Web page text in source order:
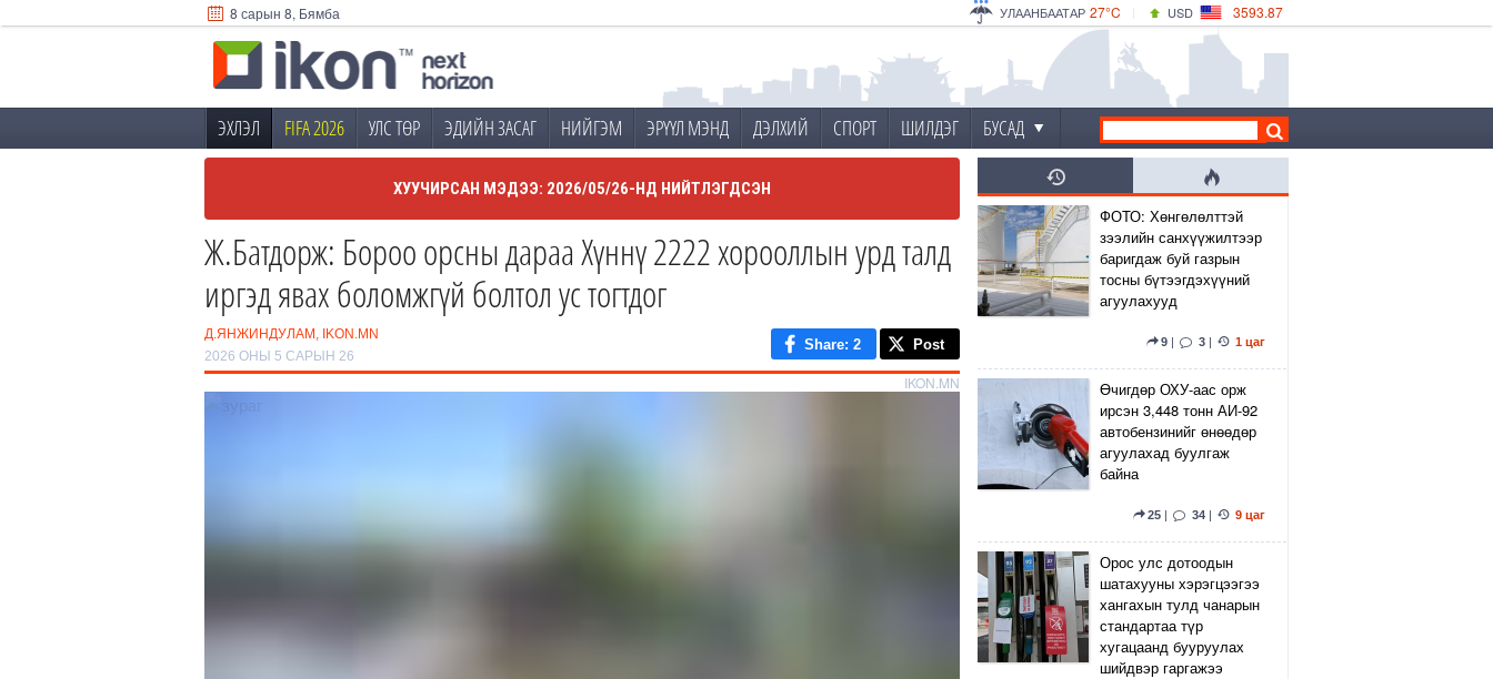
8 сарын 8, Бямба 27°C
УЛААНБААТАР
29°C
ДАРХАН
24°C
ЭРДЭНЭТ
USD 3593.87
4141.04
ЭХЛЭЛ FIFA 2026 УЛС ТӨР ЭДИЙН ЗАСАГ НИЙГЭМ ЭРҮҮЛ МЭНД ДЭЛХИЙ СПОРТ ШИЛДЭГ БУСАД
ХУУЧИРСАН МЭДЭЭ: 2026/05/26-НД НИЙТЛЭГДСЭН
Ж.Батдорж: Бороо орсны дараа Хүннү 2222 хорооллын урд талд
иргэд явах боломжгүй болтол ус тогтдог
Д.ЯНЖИНДУЛАМ, IKON.MN
2026 ОНЫ 5 САРЫН 26
Share: 2 Post
IKON.MN
ФОТО: Хөнгөлөлттэй
зээлийн санхүүжилтээр
баригдаж буй газрын
тосны бүтээгдэхүүний
агуулахууд
9 | 3 | 1 цаг
Өчигдөр ОХУ-аас орж
ирсэн 3,448 тонн АИ-92
автобензинийг өнөөдөр
агуулахад буулгаж
байна
25 | 34 | 9 цаг
Орос улс дотоодын
шатахууны хэрэгцээгээ
хангахын тулд чанарын
стандартаа түр
хугацаанд бууруулах
шийдвэр гаргажээ